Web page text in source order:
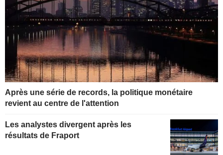
Après une série de records, la politique monétaire
revient au centre de l'attention
Les analystes divergent après les
résultats de Fraport